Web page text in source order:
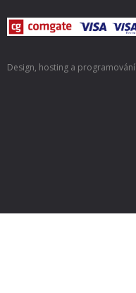
Design, hosting a programování